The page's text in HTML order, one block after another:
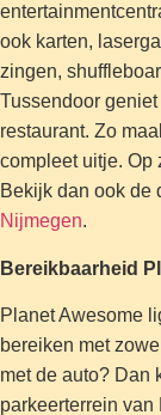
ook karten,
zingen,
Tussendoor
restaurant. Zo
compleet uitje. Op
Bekijk dan ook de
Nijmegen.
Bereikbaarheid
Planet Awesome
bereiken met
met de auto? Dan
parkeerterrein